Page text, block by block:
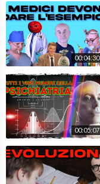
00:04:30
00:05:07